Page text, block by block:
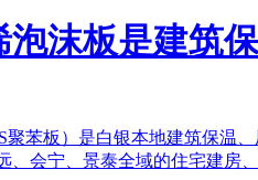
泡沫板是建筑
聚苯板）是白银本地建筑保温
、会宁、景泰全域的住宅建房